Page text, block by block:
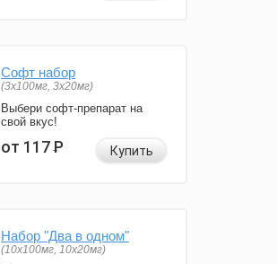
Софт набор
(3x100мг, 3x20мг)
Выбери софт-препарат на
свой вкус!
от 117Р Купить
Набор "Два в одном"
(10x100мг, 10x20мг)